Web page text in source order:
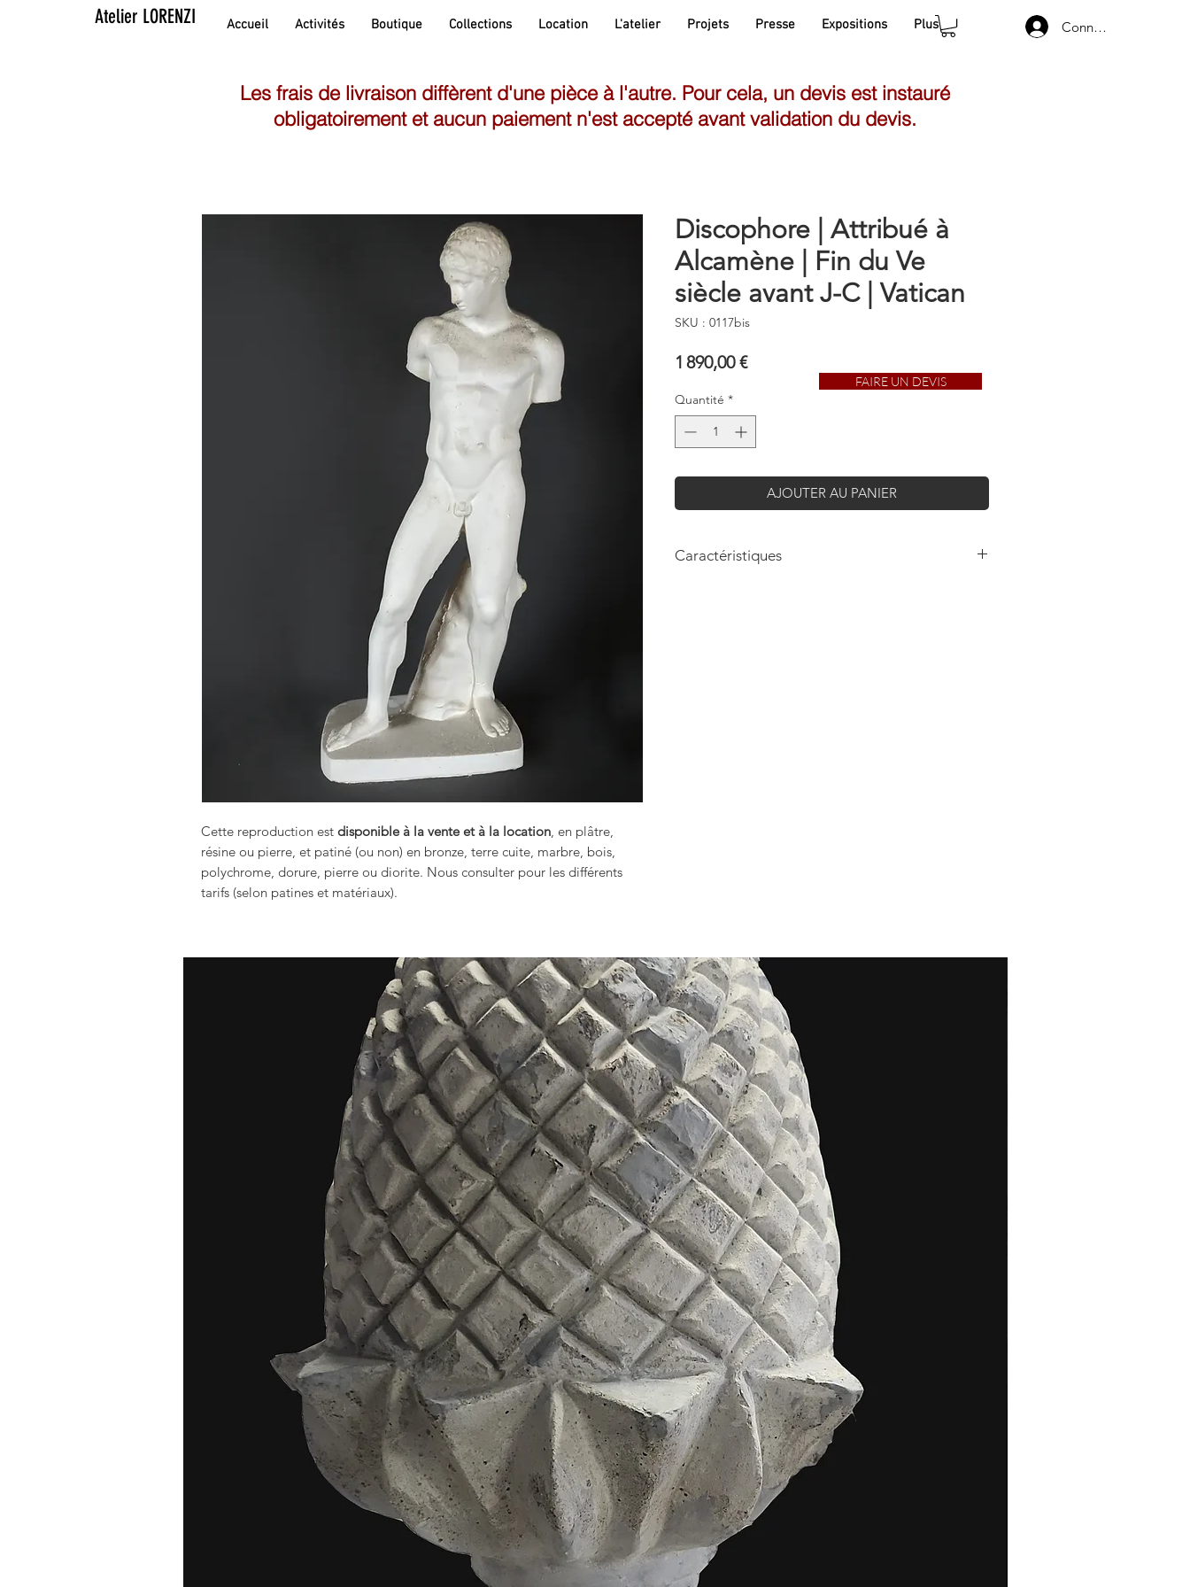
Atelier LORENZI Accueil Activités Boutique Collections Location L'atelier Projets Presse Expositions Plus Connexion
Cette reproduction est disponible à la vente et à la location, en plâtre,
résine ou pierre, et patiné (ou non) en bronze, terre cuite, marbre, bois,
polychrome, dorure, pierre ou diorite. Nous consulter pour les différents
tarifs (selon patines et matériaux).
Discophore | Attribué à
Alcamène | Fin du Ve
siècle avant J-C | Vatican
SKU : 0117bis
1 890,00 €Prix
Quantité *
AJOUTER AU PANIER
Caractéristiques
Les frais de livraison diffèrent d'une pièce à l'autre. Pour cela, un devis est instauré
obligatoirement et aucun paiement n'est accepté avant validation du devis.
FAIRE UN DEVIS